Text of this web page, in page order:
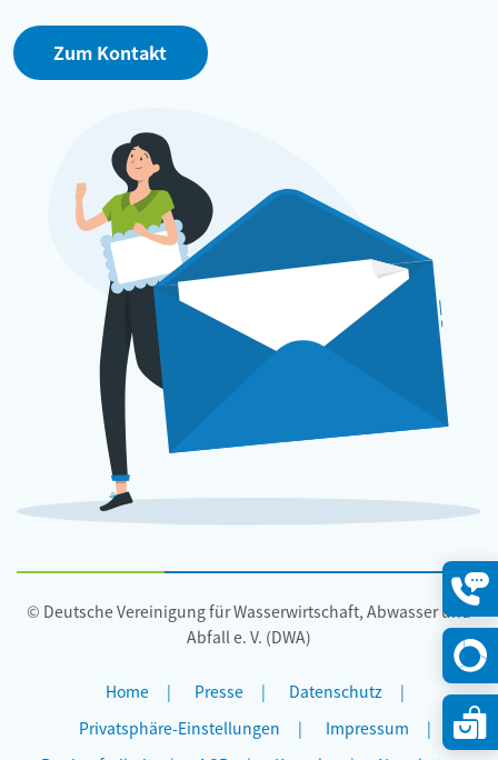
Zum Kontakt
© Deutsche Vereinigung für Wasserwirtschaft, Abwasser und
Abfall e. V. (DWA)
Home Presse
Datenschutz
Privatsphäre-Einstellungen
Impressum